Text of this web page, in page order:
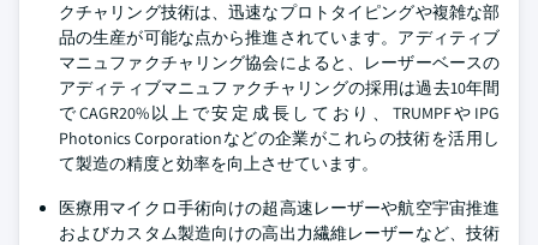
クチャリング技術は、迅速なプロトタイピングや複雑な部
品の生産が可能な点から推進されています。アディティブ
マニュファクチャリング協会によると、レーザーベースの
アディティブマニュファクチャリングの採用は過去10年間
でCAGR20%以上で安定成長しており、TRUMPFやIPG
Photonics Corporationなどの企業がこれらの技術を活用し
て製造の精度と効率を向上させています。
医療用マイクロ手術向けの超高速レーザーや航空宇宙推進
およびカスタム製造向けの高出力繊維レーザーなど、技術